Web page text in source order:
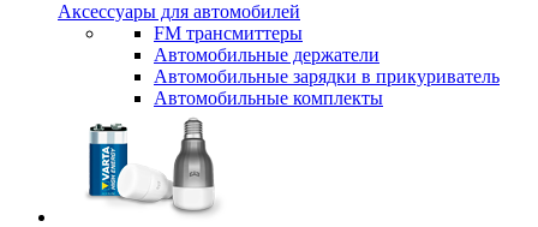
Аксессуары для автомобилей
FM трансмиттеры
Автомобильные держатели
Автомобильные зарядки в прикуриватель
Автомобильные комплекты